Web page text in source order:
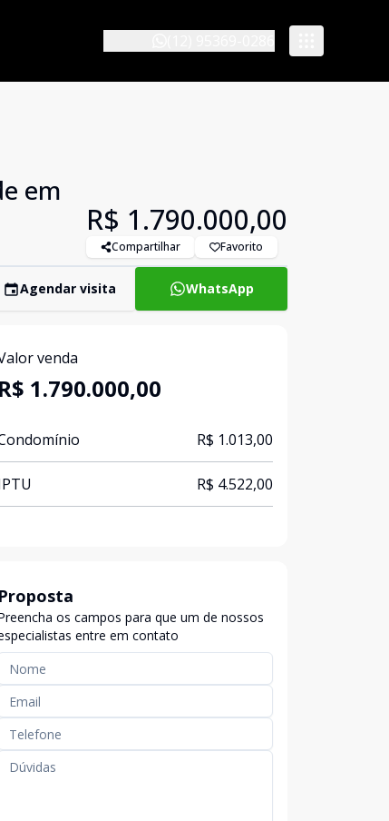
em
R$ 1.790.000,00
Compartilhar Favorito
Agendar visita WhatsApp
venda
R$ 1.790.000,00
R$ 1.013,00
R$ 4.522,00
Proposta
os campos para que um de nossos
entre em contato